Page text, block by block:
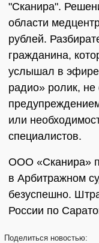
"Сканира".
области
рублей.
гражданина,
услышал в эфире
радио» ролик,
или
специалистов.
ООО «Сканира»
в Арбитражном
безуспешно.
России по
Поделиться новостью: